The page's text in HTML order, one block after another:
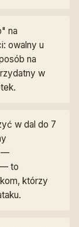
na
owalny u
na
w
w dal do 7
—
— to
którzy